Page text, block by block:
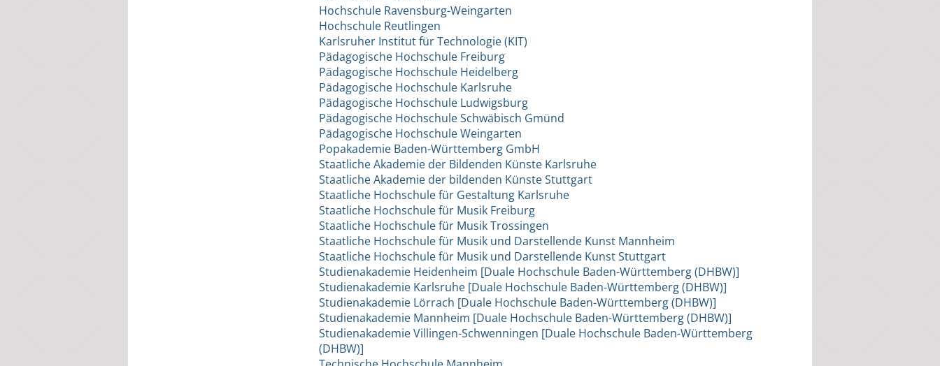
Hochschule Ravensburg-Weingarten
Hochschule Reutlingen
Karlsruher Institut für Technologie (KIT)
Pädagogische Hochschule Freiburg
Pädagogische Hochschule Heidelberg
Pädagogische Hochschule Karlsruhe
Pädagogische Hochschule Ludwigsburg
Pädagogische Hochschule Schwäbisch Gmünd
Pädagogische Hochschule Weingarten
Popakademie Baden-Württemberg GmbH
Staatliche Akademie der Bildenden Künste Karlsruhe
Staatliche Akademie der bildenden Künste Stuttgart
Staatliche Hochschule für Gestaltung Karlsruhe
Staatliche Hochschule für Musik Freiburg
Staatliche Hochschule für Musik Trossingen
Staatliche Hochschule für Musik und Darstellende Kunst Mannheim
Staatliche Hochschule für Musik und Darstellende Kunst Stuttgart
Studienakademie Heidenheim [Duale Hochschule Baden-Württemberg (DHBW)]
Studienakademie Karlsruhe [Duale Hochschule Baden-Württemberg (DHBW)]
Studienakademie Lörrach [Duale Hochschule Baden-Württemberg (DHBW)]
Studienakademie Mannheim [Duale Hochschule Baden-Württemberg (DHBW)]
Studienakademie Villingen-Schwenningen [Duale Hochschule Baden-Württemberg
(DHBW)]